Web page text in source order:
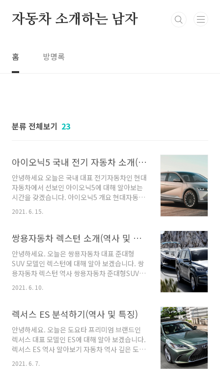
자동차 소개하는 남자
홈 방명록
분류 전체보기 23
아이오닉5 국내 전기 자동차 소개(특장점)
안녕하세요 오늘은 국내 대표 전기자동차인 현대
자동차에서 선보인 아이오닉5에 대해 알아보는
시간을 갖겠습니다. 아이오닉5 개요 현대자동차
의 전기자동차 브랜드인 아이오닉에서 준중형 전
기 크로스오버 차량으로 아이오닉5를 2021년 2
내에서 택시 자동차 모델로도 생각하고 있을 정
니다. 아이오닉5의 외부 디자인에서는 전기자동
차의 미래 지향적인 디잔인으로 좋은 평가를 받
고 있지만 싫어하는 사람도 정해져 있어 호불호
가 정확한 디자인입니다. 현대자동차 아이오닉5
많은 투자를 하여 실제로 공기저항을 많이 감소
시켜 늘어난 주행거리를 보여 주었습..
2021. 6. 15.
쌍용자동차 렉스턴 소개(역사 및 특징)
안녕하세요. 오늘은 쌍용자동차 대표 준대형
SUV 모델인 렉스턴에 대해 알아 보겠습니다. 쌍
용자동차 렉스턴 역사 쌍용자동차 준대형SUV인
렉스턴은 체어맨 플래그십 라인업 뒤를 이어 다
시 탄생한 모델입니다. 쌍용자동차 렉스턴은 국
프레임 형식으로 생산되는 차량이며 쌍용자동차
스턴은 2001년도에 1세대 Y200 모델을 출시하
였습니다. 쌍용자동차 렉스턴 1세대는 초기에는
준대형 SUV시장에서 압도적인 성과를 이루며 페
이스리프트만 진행한 결과 2006년에서 2008년
2021. 6. 10.
렉서스 ES 분석하기(역사 및 특징)
안녕하세요. 오늘은 도요타 프리미엄 브랜드인
렉서스 대표 모델인 ES에 대해 알아 보겠습니다.
렉서스 ES 역사 알아보기 자동차 역사 깊은 도요
타의 고급 브랜드 렉서스의 현재 대표 준대형 모
델은 ES 모델이다. 렉서스 ES 모델은 1세대 렉서
2021. 6. 7.